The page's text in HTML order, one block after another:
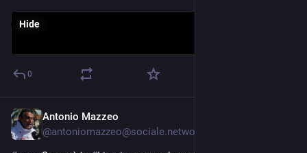
Hide
0
Antonio Mazzeo
@antoniomazzeo@sociale.network